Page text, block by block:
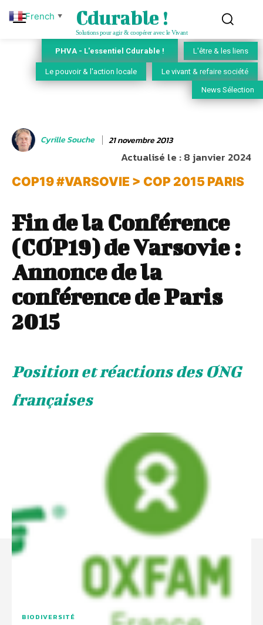
Cdurable !
Solutions pour agir & coopérer avec le Vivant
PHVA - L'essentiel Cdurable ! L'être & les liens
Le pouvoir & l'action locale Le vivant & refaire société
News Sélection
Cyrille Souche 21 novembre 2013
Actualisé le :8 janvier 2024
COP19 #VARSOVIE > COP 2015 PARIS
Fin de la Conférence
(COP19) de Varsovie :
Annonce de la
conférence de Paris
2015
Position et réactions des ONG
françaises
BIODIVERSITÉ
French ▼